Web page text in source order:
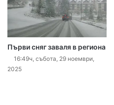
Първи сняг заваля в региона
16:49ч, събота, 29 ноември,
2025